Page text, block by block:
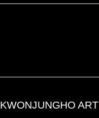
KWONJUNGHO ART